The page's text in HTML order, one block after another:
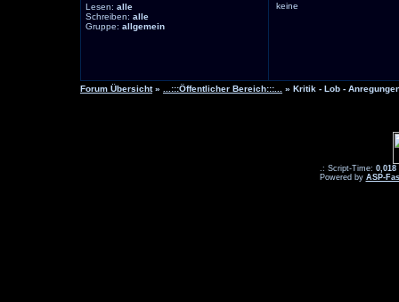
Lesen: alle
Schreiben: alle
Gruppe: allgemein
keine
Forum Übersicht » ...:::Öffentlicher Bereich:::... » Kritik - Lob -
.: Script-Time: 0,018
Powered by ASP-